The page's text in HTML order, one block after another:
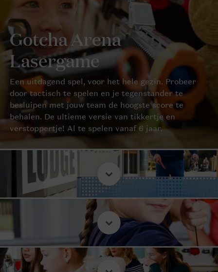
Gotcha Arena
Lasergame
Een uitdagend spel, voor het hele gezin. Probeer
door tactisch te spelen en je tegenstander te
besluipen met jouw team de hoogste score te
behalen. De ultieme versie van tikkertje en
verstoppertje! Al te spelen vanaf 6 jaar.